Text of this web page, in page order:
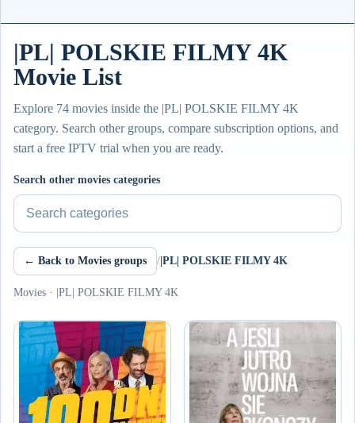
|PL| POLSKIE FILMY 4K
Movie List
Explore 74 movies inside the |PL| POLSKIE FILMY 4K
category. Search other groups, compare subscription options, and
start a free IPTV trial when you are ready.
Search other movies categories
← Back to Movies groups / |PL| POLSKIE FILMY 4K
Movies · |PL| POLSKIE FILMY 4K